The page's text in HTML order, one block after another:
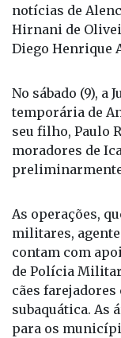
No sábado (9), a
temporária de
seu filho, Paulo
As operações,
militares,
contam com
cães farejadores
subaquática. As
para os
Segundo a
ocorreram das